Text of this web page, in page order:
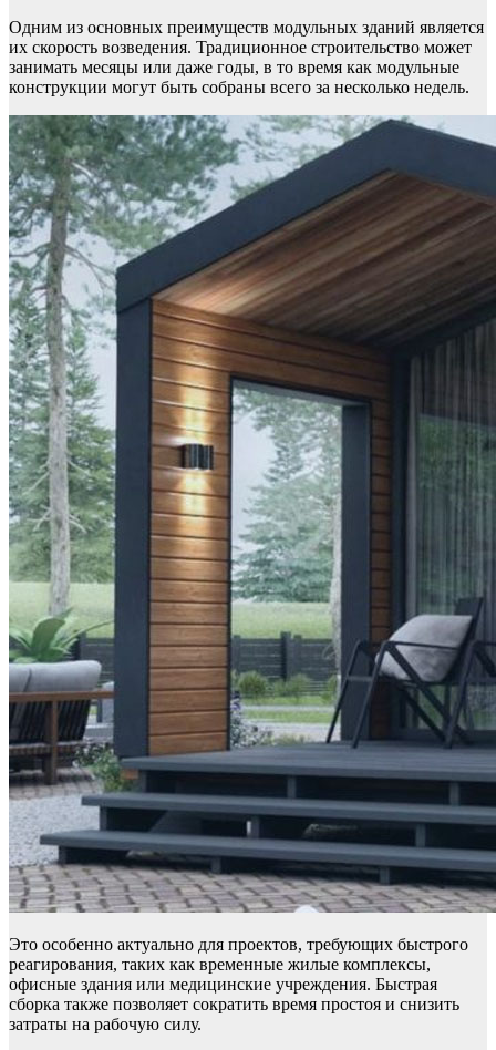
Одним из основных преимуществ модульных зданий является
их скорость возведения. Традиционное строительство может
занимать месяцы или даже годы, в то время как модульные
конструкции могут быть собраны всего за несколько недель.
Это особенно актуально для проектов, требующих быстрого
реагирования, таких как временные жилые комплексы,
офисные здания или медицинские учреждения. Быстрая
сборка также позволяет сократить время простоя и снизить
затраты на рабочую силу.